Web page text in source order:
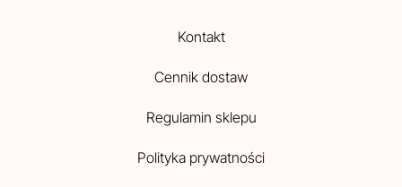
Kontakt
Cennik dostaw
Regulamin sklepu
Polityka prywatności